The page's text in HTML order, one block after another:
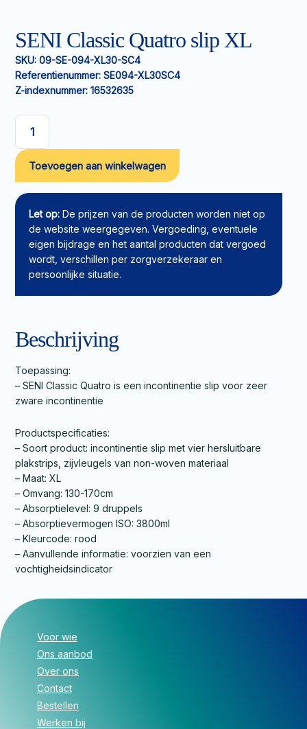
SENI Classic Quatro slip XL
SKU: 09-SE-094-XL30-SC4
Referentienummer: SE094-XL30SC4
Z-indexnummer: 16532635
SENI
Classic
Quatro
slip
XL
aantal
Toevoegen aan winkelwagen
Let op: De prijzen van de producten worden niet op
de website weergegeven. Vergoeding, eventuele
eigen bijdrage en het aantal producten dat vergoed
wordt, verschillen per zorgverzekeraar en
persoonlijke situatie.
Beschrijving
Toepassing:
– SENI Classic Quatro is een incontinentie slip voor zeer
zware incontinentie
Productspecificaties:
– Soort product: incontinentie slip met vier hersluitbare
plakstrips, zijvleugels van non-woven materiaal
– Maat: XL
– Omvang: 130-170cm
– Absorptielevel: 9 druppels
– Absorptievermogen ISO: 3800ml
– Kleurcode: rood
– Aanvullende informatie: voorzien van een
vochtigheidsindicator
Voor wie
Ons aanbod
Over ons
Contact
Bestellen
Werken bij